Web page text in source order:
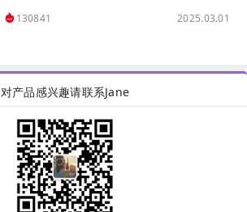
130841 2025.03.01
对产品感兴趣请联系Jane